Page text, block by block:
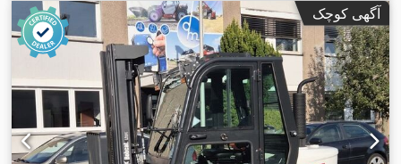
طول شاخک‌ها:۲٬۴۰۰ میلی‌متر , اندازه لاستیک جلو:
12.00-20
100%
, سایز تایر عقب:12.00-20 100% , وزن کل: ۱۹٬۳۰۰ کیلوگرم
,
تجهیزات:کابین ,
آگهی کوچک